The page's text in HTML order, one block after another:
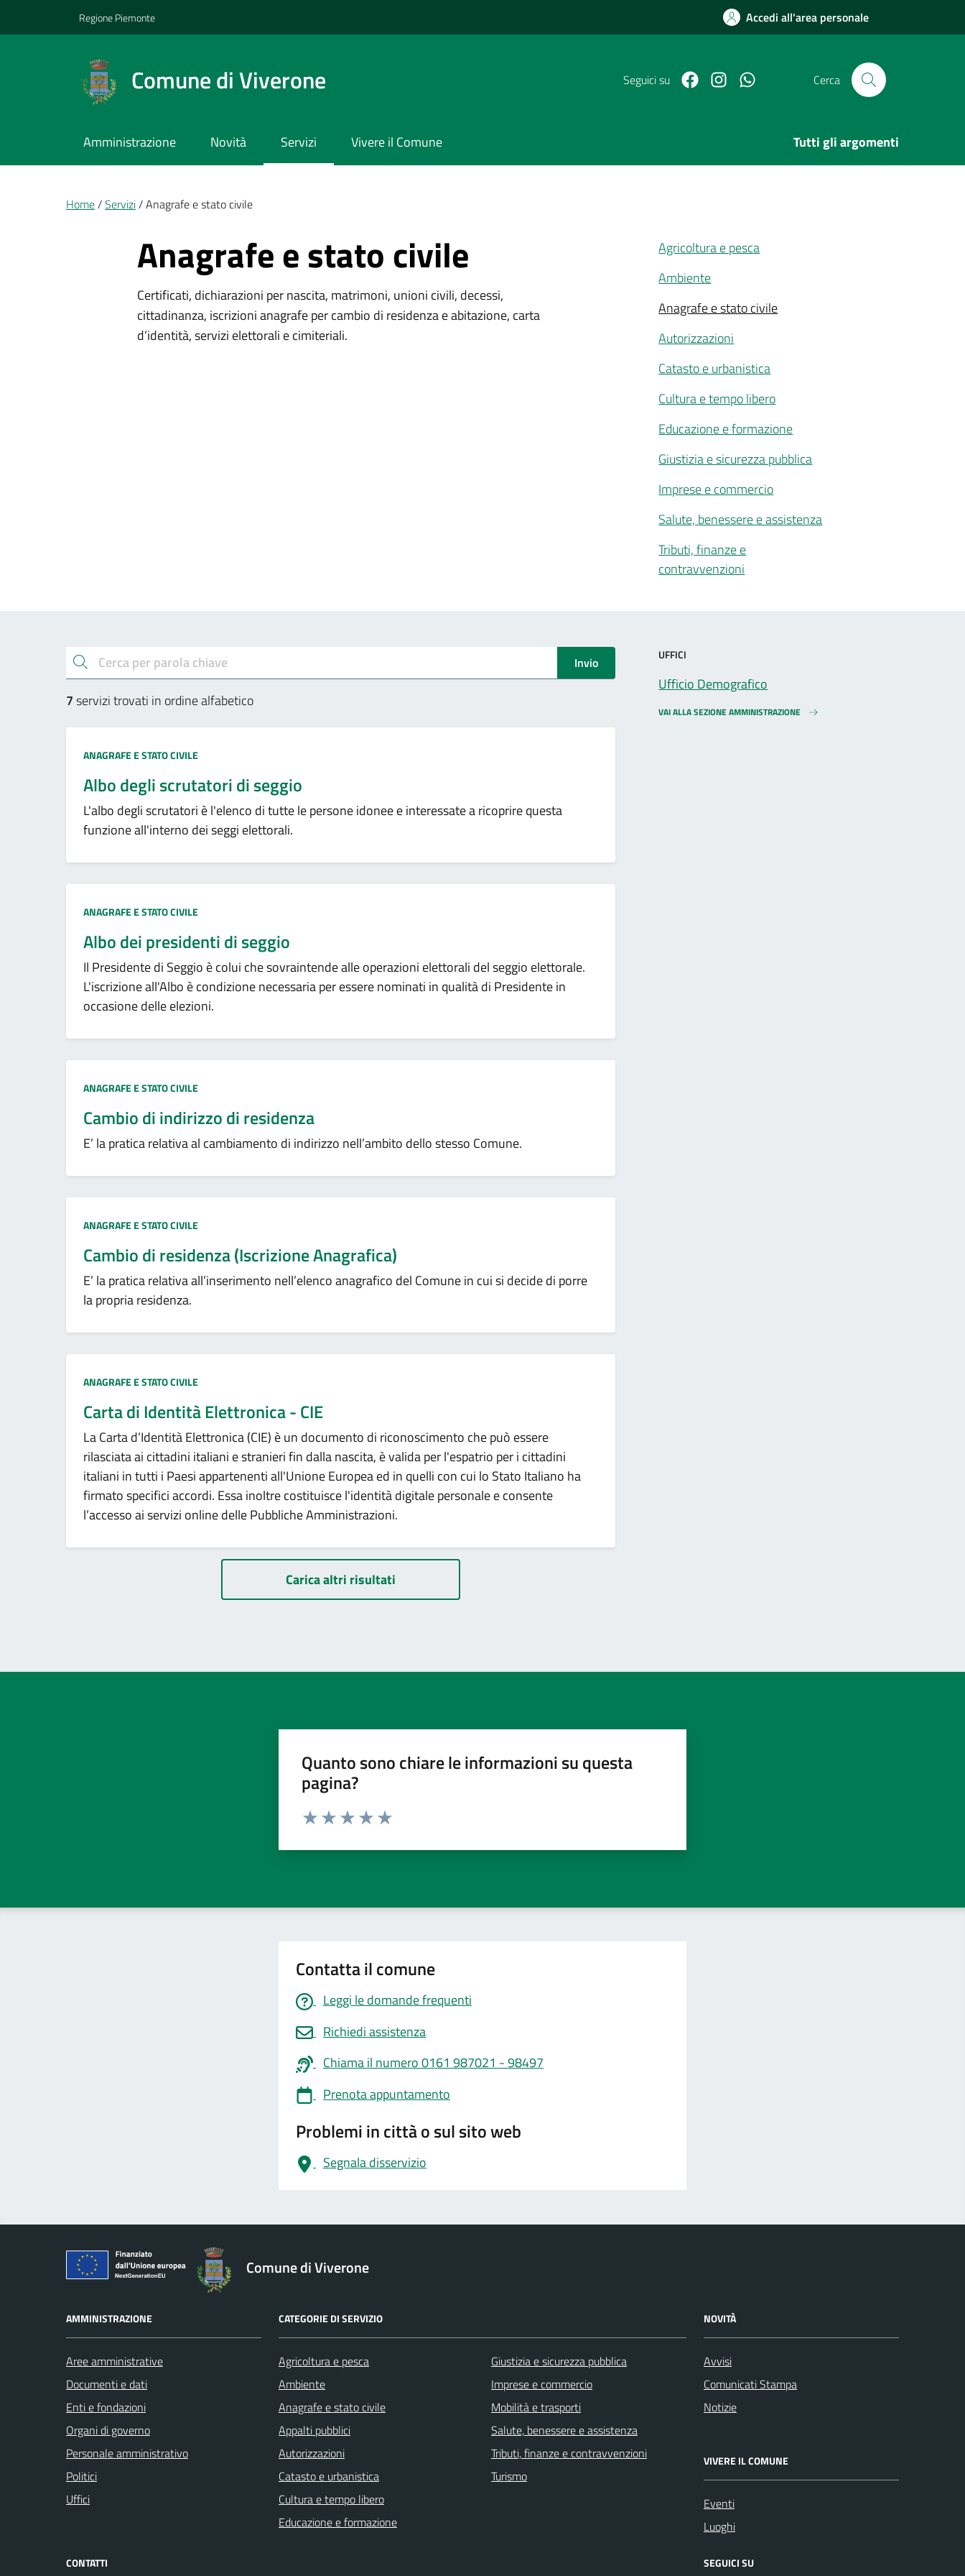
Regione Piemonte Accedi all'area personale
Comune di Viverone Seguici su FacebookLink Instagram
Link Canale Whatsapp
Cerca
Amministrazione Novità Servizi Vivere il Comune Tutti gli argomenti
Briciole di pane
Home Servizi Anagrafe e stato civile
Anagrafe e stato civile
Certificati, dichiarazioni per nascita, matrimoni, unioni civili, decessi,
cittadinanza, iscrizioni anagrafe per cambio di residenza e abitazione, carta
d’identità, servizi elettorali e cimiteriali.
Agricoltura e pesca
Ambiente
Anagrafe e stato civile
Autorizzazioni
Catasto e urbanistica
Cultura e tempo libero
Educazione e formazione
Giustizia e sicurezza pubblica
Imprese e commercio
Salute, benessere e assistenza
Tributi, finanze e
contravvenzioni
Esplora tutti i servizi
cerca Invio
7servizi trovati in ordine alfabetico
Categoria:
ANAGRAFE E STATO CIVILE
Albo degli scrutatori di seggio
L'albo degli scrutatori è l'elenco di tutte le persone idonee e interessate a ricoprire questa
funzione all'interno dei seggi elettorali.
Categoria:
ANAGRAFE E STATO CIVILE
Albo dei presidenti di seggio
Il Presidente di Seggio è colui che sovraintende alle operazioni elettorali del seggio elettorale.
L'iscrizione all'Albo è condizione necessaria per essere nominati in qualità di Presidente in
occasione delle elezioni.
Categoria:
ANAGRAFE E STATO CIVILE
Cambio di indirizzo di residenza
E’ la pratica relativa al cambiamento di indirizzo nell’ambito dello stesso Comune.
Categoria:
ANAGRAFE E STATO CIVILE
Cambio di residenza (Iscrizione Anagrafica)
E’ la pratica relativa all’inserimento nell’elenco anagrafico del Comune in cui si decide di porre
la propria residenza.
Categoria:
ANAGRAFE E STATO CIVILE
Carta di Identità Elettronica - CIE
La Carta d’Identità Elettronica (CIE) è un documento di riconoscimento che può essere
rilasciata ai cittadini italiani e stranieri fin dalla nascita, è valida per l'espatrio per i cittadini
italiani in tutti i Paesi appartenenti all'Unione Europea ed in quelli con cui lo Stato Italiano ha
firmato specifici accordi. Essa inoltre costituisce l'identità digitale personale e consente
l’accesso ai servizi online delle Pubbliche Amministrazioni.
PaginazioneCarica altri risultati
UFFICI
Ufficio Demografico
VAI ALLA SEZIONE AMMINISTRAZIONE
Quanto sono chiare le informazioni su questa
pagina?
Valuta da 1 a 5 stelle la pagina
Contatta il comune
Leggi le domande frequenti
Richiedi assistenza
Chiama il numero 0161 987021 - 98497
Prenota appuntamento
Problemi in città o sul sito web
Segnala disservizio
logo Unione Europea
Comune di Viverone
AMMINISTRAZIONE
Aree amministrative
Documenti e dati
Enti e fondazioni
Organi di governo
Personale amministrativo
Politici
Uffici
CATEGORIE DI SERVIZIO
Agricoltura e pesca
Ambiente
Anagrafe e stato civile
Appalti pubblici
Autorizzazioni
Catasto e urbanistica
Cultura e tempo libero
Educazione e formazione
Giustizia e sicurezza pubblica
Imprese e commercio
Mobilità e trasporti
Salute, benessere e assistenza
Tributi, finanze e contravvenzioni
Turismo
NOVITÀ
Avvisi
Comunicati Stampa
Notizie
VIVERE IL COMUNE
Eventi
Luoghi
CONTATTI SEGUICI SU